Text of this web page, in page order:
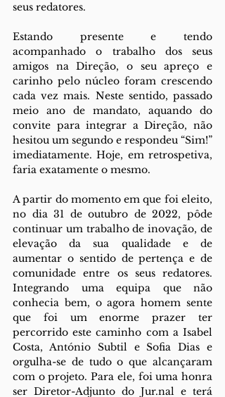
seus redatores.
Estando presente e tendo
acompanhado o trabalho dos seus
amigos na Direção, o seu apreço e
carinho pelo núcleo foram crescendo
cada vez mais. Neste sentido, passado
meio ano de mandato, aquando do
convite para integrar a Direção, não
hesitou um segundo e respondeu “Sim!”
imediatamente. Hoje, em retrospetiva,
faria exatamente o mesmo.
A partir do momento em que foi eleito,
no dia 31 de outubro de 2022, pôde
continuar um trabalho de inovação, de
elevação da sua qualidade e de
aumentar o sentido de pertença e de
comunidade entre os seus redatores.
Integrando uma equipa que não
conhecia bem, o agora homem sente
que foi um enorme prazer ter
percorrido este caminho com a Isabel
Costa, António Subtil e Sofia Dias e
orgulha-se de tudo o que alcançaram
com o projeto. Para ele, foi uma honra
ser Diretor-Adjunto do Jur.nal e terá